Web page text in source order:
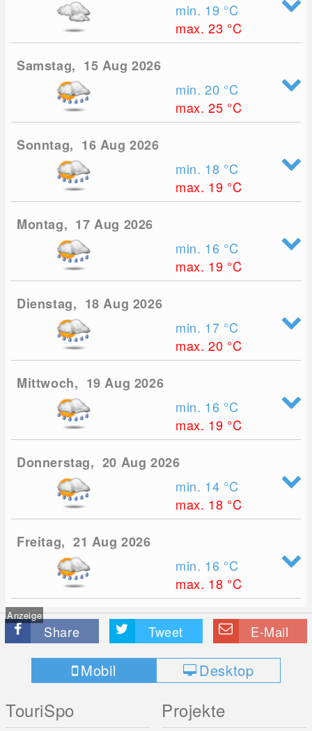
min. 19 °C
max. 23 °C
Samstag, 15 Aug 2026
min. 20 °C
max. 25 °C
Sonntag, 16 Aug 2026
min. 18 °C
max. 19 °C
Montag, 17 Aug 2026
min. 16 °C
max. 19 °C
Dienstag, 18 Aug 2026
min. 17 °C
max. 20 °C
Mittwoch, 19 Aug 2026
min. 16 °C
max. 19 °C
Donnerstag, 20 Aug 2026
min. 14 °C
max. 18 °C
Freitag, 21 Aug 2026
min. 16 °C
max. 18 °C
Anzeige
Share Tweet E-Mail
Mobil Desktop
TouriSpo Projekte